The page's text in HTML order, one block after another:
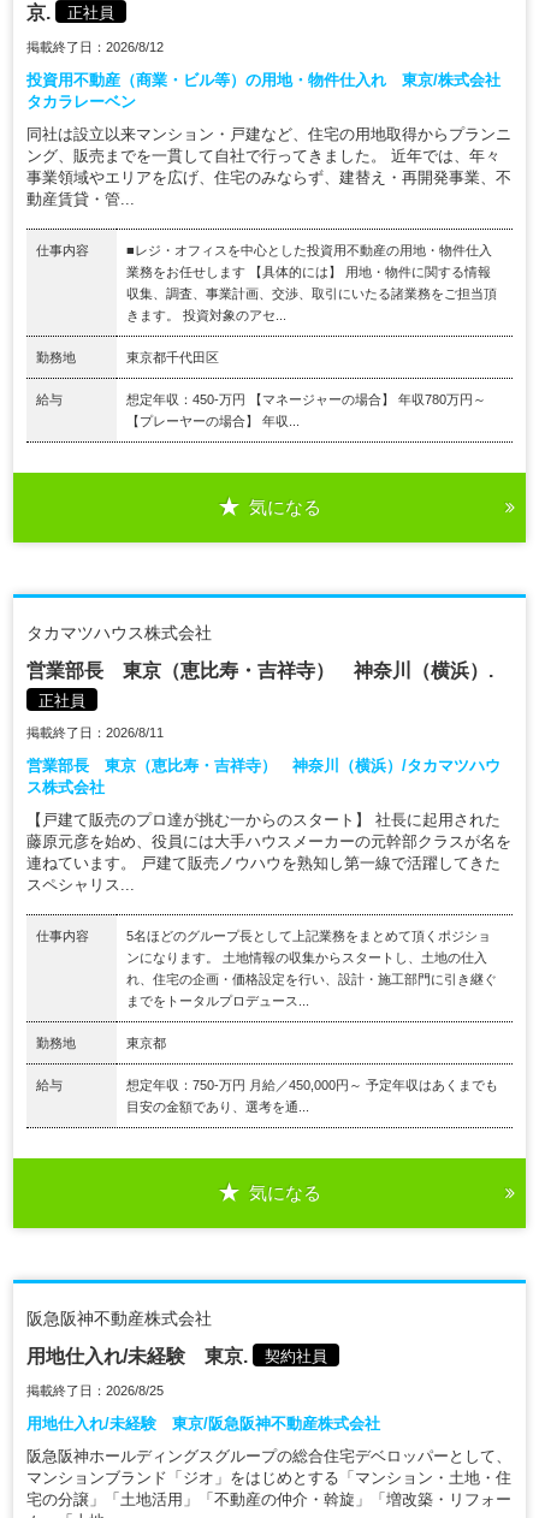
京.
正社員
掲載終了日：2026/8/12
投資用不動産（商業・ビル等）の用地・物件仕入れ 東京/株式会社
タカラレーベン
同社は設立以来マンション・戸建など、住宅の用地取得からプランニ
ング、販売までを一貫して自社で行ってきました。 近年では、年々
事業領域やエリアを広げ、住宅のみならず、建替え・再開発事業、不
動産賃貸・管...
仕事内容
■レジ・オフィスを中心とした投資用不動産の用地・物件仕入
業務をお任せします 【具体的には】 用地・物件に関する情報
収集、調査、事業計画、交渉、取引にいたる諸業務をご担当頂
きます。 投資対象のアセ...
勤務地 東京都千代田区
給与
想定年収：450-万円 【マネージャーの場合】 年収780万円～
【プレーヤーの場合】 年収...
気になる
タカマツハウス株式会社
営業部長 東京（恵比寿・吉祥寺） 神奈川（横浜）.
正社員
掲載終了日：2026/8/11
営業部長 東京（恵比寿・吉祥寺） 神奈川（横浜）/タカマツハウ
ス株式会社
【戸建て販売のプロ達が挑む一からのスタート】 社長に起用された
藤原元彦を始め、役員には大手ハウスメーカーの元幹部クラスが名を
連ねています。 戸建て販売ノウハウを熟知し第一線で活躍してきた
スペシャリス...
仕事内容
5名ほどのグループ長として上記業務をまとめて頂くポジショ
ンになります。 土地情報の収集からスタートし、土地の仕入
れ、住宅の企画・価格設定を行い、設計・施工部門に引き継ぐ
までをトータルプロデュース...
勤務地 東京都
給与
想定年収：750-万円 月給／450,000円～ 予定年収はあくまでも
目安の金額であり、選考を通...
気になる
阪急阪神不動産株式会社
用地仕入れ/未経験 東京. 契約社員
掲載終了日：2026/8/25
用地仕入れ/未経験 東京/阪急阪神不動産株式会社
阪急阪神ホールディングスグループの総合住宅デベロッパーとして、
マンションブランド「ジオ」をはじめとする「マンション・土地・住
宅の分譲」「土地活用」「不動産の仲介・斡旋」「増改築・リフォー